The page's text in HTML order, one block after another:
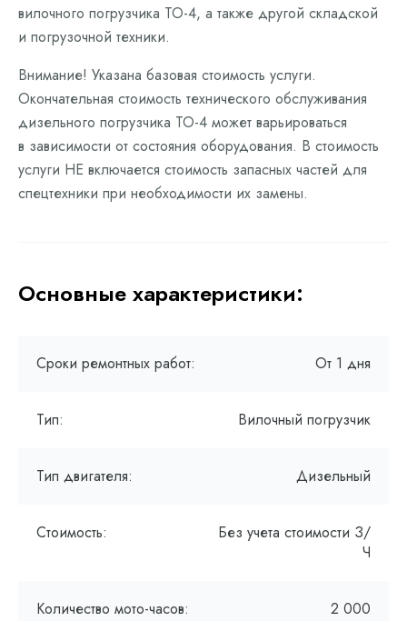
вилочного погрузчика ТО-4, а также другой складской
и погрузочной техники.
Внимание! Указана базовая стоимость услуги.
Окончательная стоимость технического обслуживания
дизельного погрузчика ТО-4 может варьироваться
в зависимости от состояния оборудования. В стоимость
услуги НЕ включается стоимость запасных частей для
спецтехники при необходимости их замены.
Основные характеристики:
Сроки ремонтных работ: От 1 дня
Тип: Вилочный погрузчик
Тип двигателя: Дизельный
Стоимость:
Без учета стоимости З/
Ч
Количество мото-часов: 2 000